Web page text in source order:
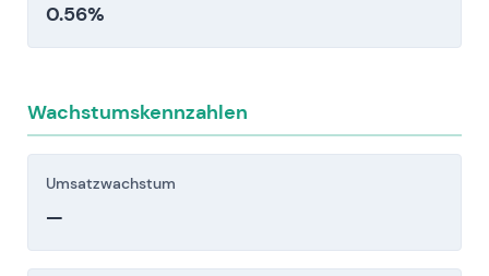
0.56%
Wachstumskennzahlen
Umsatzwachstum
—